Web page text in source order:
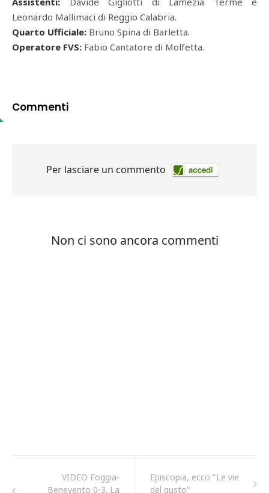
Leonardo Mallimaci di Reggio Calabria.
Quarto Ufficiale: Bruno Spina di Barletta.
Operatore FVS: Fabio Cantatore di Molfetta.
Commenti
VIDEO Foggia-
Benevento 0-3. La
Episcopia, ecco "Le vie
del gusto"